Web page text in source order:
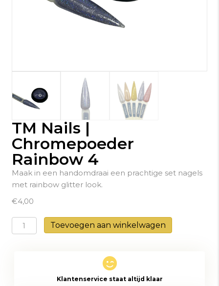
TM Nails |
Chromepoeder
Rainbow 4
Maak in een handomdraai een prachtige set nagels
met rainbow glitter look.
€4,00
TM
Nails
Toevoegen aan winkelwagen
Klantenservice staat altijd klaar